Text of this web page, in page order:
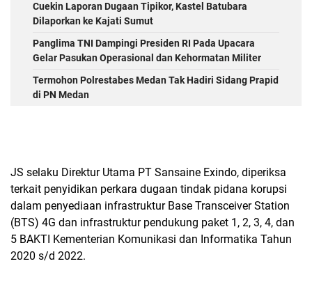
Cuekin Laporan Dugaan Tipikor, Kastel Batubara
Dilaporkan ke Kajati Sumut
Panglima TNI Dampingi Presiden RI Pada Upacara
Gelar Pasukan Operasional dan Kehormatan Militer
Termohon Polrestabes Medan Tak Hadiri Sidang Prapid
di PN Medan
JS selaku Direktur Utama PT Sansaine Exindo, diperiksa
terkait penyidikan perkara dugaan tindak pidana korupsi
dalam penyediaan infrastruktur Base Transceiver Station
(BTS) 4G dan infrastruktur pendukung paket 1, 2, 3, 4, dan
5 BAKTI Kementerian Komunikasi dan Informatika Tahun
2020 s/d 2022.